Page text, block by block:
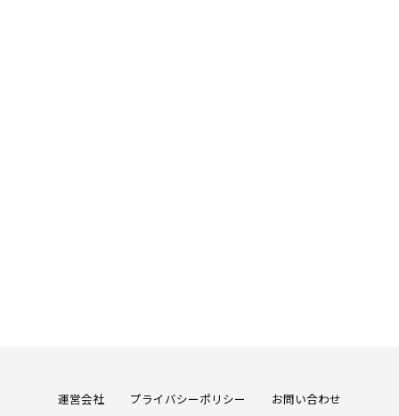
運営会社 プライバシーポリシー お問い合わせ